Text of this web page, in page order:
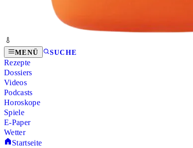
MENÜ SUCHE
Rezepte
Dossiers
Videos
Podcasts
Horoskope
Spiele
E-Paper
Wetter
Startseite